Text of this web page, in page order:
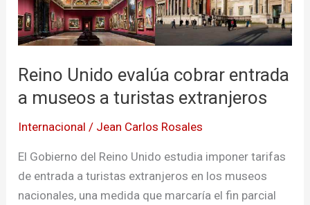
Reino Unido evalúa cobrar entrada
a museos a turistas extranjeros
Internacional / Jean Carlos Rosales
El Gobierno del Reino Unido estudia imponer tarifas
de entrada a turistas extranjeros en los museos
nacionales, una medida que marcaría el fin parcial
a
turistas
extranjeros